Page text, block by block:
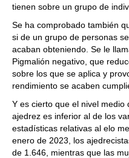
tienen sobre un grupo de
Se ha comprobado también
si de un grupo de personas
acaban obteniendo. Se le
Pigmalión negativo, que
sobre los que se aplica y
rendimiento se acaben
Y es cierto que el nivel
ajedrez es inferior al de los
estadísticas relativas al elo
enero de 2023, los
de 1.646, mientras que las